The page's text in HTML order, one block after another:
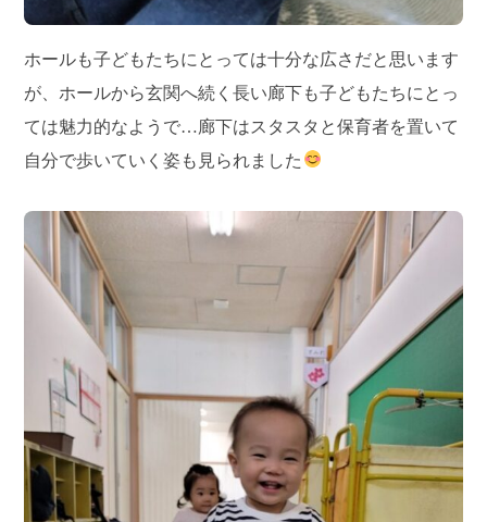
ホールも子どもたちにとっては十分な広さだと思います
が、ホールから玄関へ続く長い廊下も子どもたちにとっ
ては魅力的なようで…廊下はスタスタと保育者を置いて
自分で歩いていく姿も見られました